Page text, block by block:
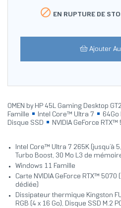
 EN RUPTURE DE
Ajouter
OMEN by HP 45L Gaming Desktop
Famille
Intel Core™ Ultra 7 64Go
Disque SSD
NVIDIA GeForce RTX™
Intel Core™ Ultra 7 265K (jusqu’à
Turbo Boost, 30 Mo L3 de
Windows 11 Famille
Carte NVIDIA GeForce RTX™ 5070
dédiée)
Dissipateur thermique Kingston
RGB (4 x 16 Go), Disque SSD M.2